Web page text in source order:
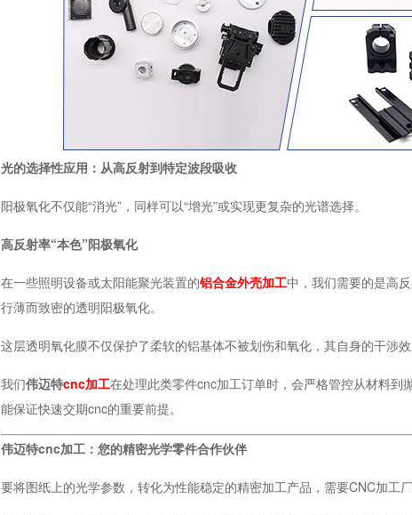
光的选择性应用：从高反射到特定波段吸收
阳极氧化不仅能“消光”，同样可以“增光”或实现更复杂的光谱选择。
高反射率“本色”阳极氧化
在一些照明设备或太阳能聚光装置的铝合金外壳加工中，我们需要的是高
行薄而致密的透明阳极氧化。
这层透明氧化膜不仅保护了柔软的铝基体不被划伤和氧化，其自身的干涉
我们伟迈特cnc加工在处理此类零件cnc加工订单时，会严格管控从材料
能保证快速交期cnc的重要前提。
伟迈特cnc加工：您的精密光学零件合作伙伴
要将图纸上的光学参数，转化为性能稳定的精密加工产品，需要CNC加工